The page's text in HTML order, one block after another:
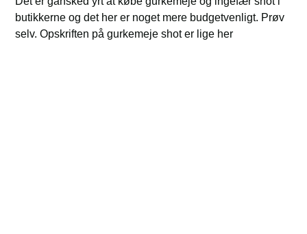
butikkerne og det her er noget mere budgetvenligt. Prøv
selv. Opskriften på gurkemeje shot er lige her